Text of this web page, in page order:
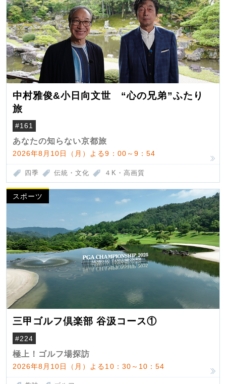
中村雅俊&小日向文世 “心の兄弟”ふたり
旅
#161
あなたの知らない京都旅
2026年8月10日（月）よる9：00～9：54
四季 伝統・文化 ４K・高画質
スポーツ
三甲ゴルフ倶楽部 谷汲コース①
#224
極上！ゴルフ場探訪
2026年8月10日（月）よる10：30～10：54